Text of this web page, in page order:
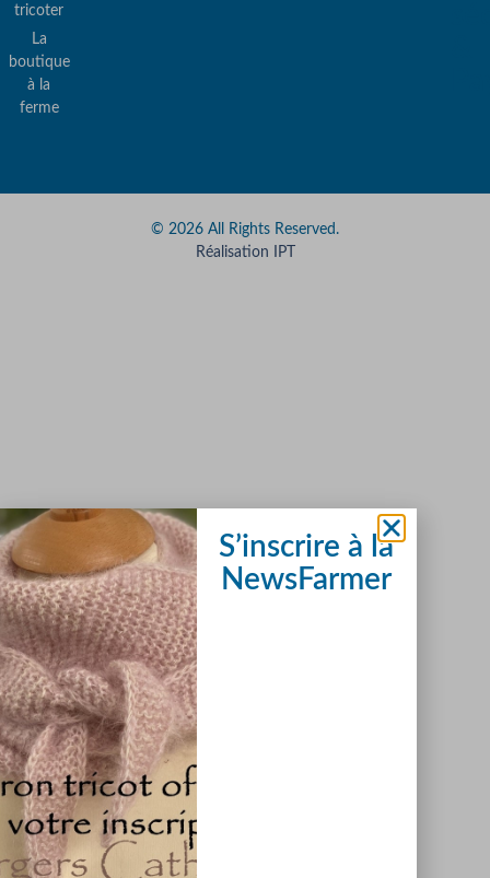
tricoter
La
boutique
à la
ferme
© 2026 All Rights Reserved.
Réalisation IPT
S’inscrire à la
NewsFarmer